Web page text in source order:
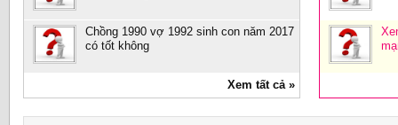
Chồng 1990 vợ 1992 sinh con năm 2017
có tốt không
Xem tất cả »